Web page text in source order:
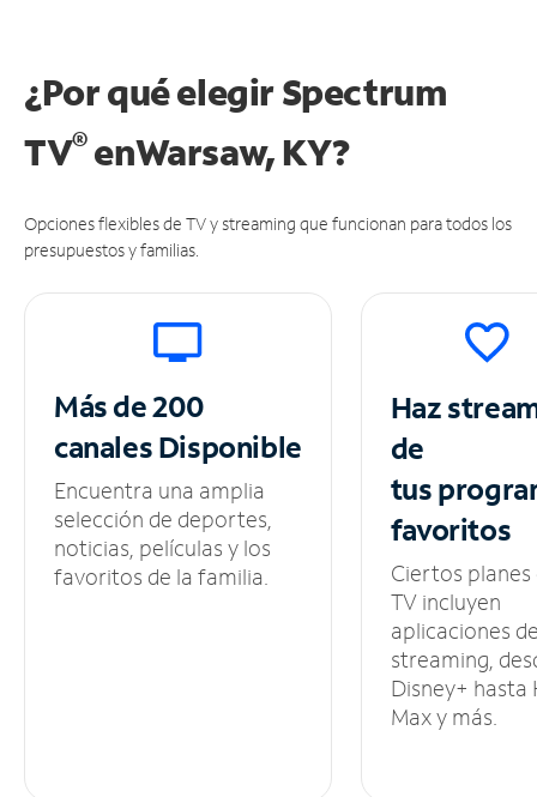
¿Por qué elegir Spectrum
TV®enWarsaw, KY?
Opciones flexibles de TV y streaming que funcionan para todos los
presupuestos y familias.
Más de 200
canalesDisponible
Encuentra una amplia
selección de deportes,
noticias, películas y los
favoritos de la familia.
Haz
de
tus
favoritos
Ciertos planes
TV incluyen
aplicaciones
streaming,
Disney+ hasta
Max y más.